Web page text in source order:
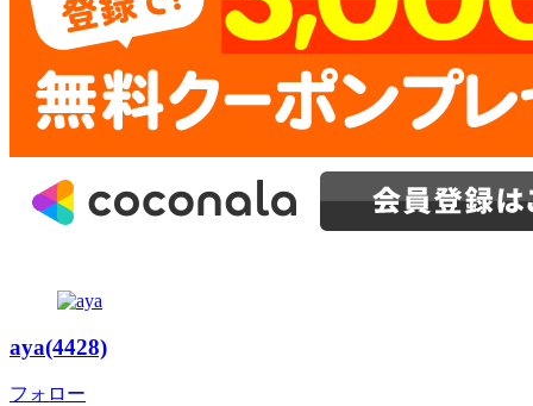
aya(4428)
フォロー